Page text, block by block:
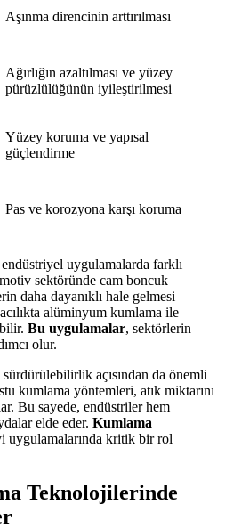
Aşınma direncinin arttırılması
Ağırlığın azaltılması ve yüzey
pürüzlülüğünün iyileştirilmesi
Yüzey koruma ve yapısal
güçlendirme
Pas ve korozyona karşı koruma
uygulamalarda farklı
sektöründe cam boncuk
daha dayanıklı hale gelmesi
alüminyum kumlama ile
Bu uygulamalar, sektörlerin
olur.
açısından da önemli
kumlama yöntemleri, atık miktarını
Bu sayede, endüstriler hem
elde eder. Kumlama
uygulamalarında kritik bir rol
Teknolojilerinde